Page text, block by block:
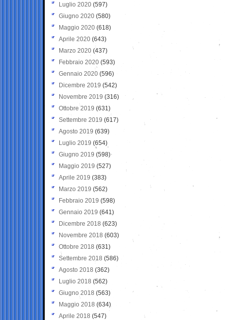
Luglio 2020 (597)
Giugno 2020 (580)
Maggio 2020 (618)
Aprile 2020 (643)
Marzo 2020 (437)
Febbraio 2020 (593)
Gennaio 2020 (596)
Dicembre 2019 (542)
Novembre 2019 (316)
Ottobre 2019 (631)
Settembre 2019 (617)
Agosto 2019 (639)
Luglio 2019 (654)
Giugno 2019 (598)
Maggio 2019 (527)
Aprile 2019 (383)
Marzo 2019 (562)
Febbraio 2019 (598)
Gennaio 2019 (641)
Dicembre 2018 (623)
Novembre 2018 (603)
Ottobre 2018 (631)
Settembre 2018 (586)
Agosto 2018 (362)
Luglio 2018 (562)
Giugno 2018 (563)
Maggio 2018 (634)
Aprile 2018 (547)